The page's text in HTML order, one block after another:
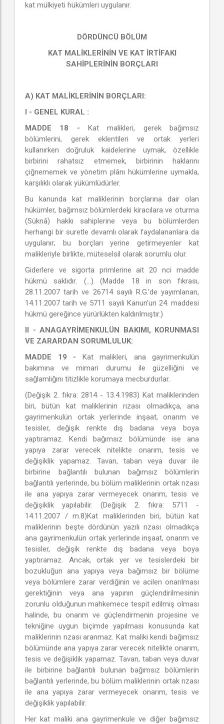
kat mülkiyeti hükümleri uygulanır.
DÖRDÜNCÜ BÖLÜM
KAT MALİKLERİNİN VE KAT İRTİFAKI
SAHİPLERİNİN BORÇLARI
A) KAT MALİKLERİNİN BORÇLARI:
I - GENEL KURAL :
MADDE 18 - Kat malikleri, gerek bağımsız
bölümlerini, gerek eklentileri ve ortak yerleri
kullanırken doğruluk kaidelerine uymak, özellikle
birbirini rahatsız etmemek, birbirinin haklarını
çiğnememek ve yönetim plânı hükümlerine uymakla,
karşılıklı olarak yükümlüdürler.
Bu kanunda kat maliklerinin borçlarına dair olan
hükümler, bağımsız bölümlerdeki kiracılara ve oturma
(Süknâ) hakkı sahiplerine veya bu bölümlerden
herhangi bir suretle devamlı olarak faydalananlara da
uygulanır; bu borçları yerine getirmeyenler kat
malikleriyle birlikte, müteselsil olarak sorumlu olur.
Giderlere ve sigorta primlerine ait 20 nci madde
hükmü saklıdır. (...) (Madde 18 in son fıkrası,
28.11.2007 tarih ve 26714 sayılı R.G.'de yayımlanan,
14.11.2007 tarih ve 5711 sayılı Kanun'un 24. maddesi
hükmü gereğince yürürlükten kaldırılmıştır.)
II - ANAGAYRİMENKULÜN BAKIMI, KORUNMASI
VE ZARARDAN SORUMLULUK:
MADDE 19 - Kat malikleri, ana gayrimenkulün
bakımına ve mimari durumu ile güzelliğini ve
sağlamlığını titizlikle korumaya mecburdurlar.
(Değişik 2. fıkra: 2814 - 13.4.1983) Kat maliklerinden
biri, bütün kat maliklerinin rızası olmadıkça, ana
gayrimenkulün ortak yerlerinde inşaat, onarım ve
tesisler, değişik renkte dış badana veya boya
yaptıramaz. Kendi bağımsız bölümünde ise ana
yapıya zarar verecek nitelikte onarım, tesis ve
değişiklik yapamaz. Tavan, taban veya duvar ile
birbirine bağlantılı bulunan bağımsız bölümlerin
bağlantılı yerlerinde, bu bölüm maliklerinin ortak rızası
ile ana yapıya zarar vermeyecek onarım, tesis ve
değişiklik yapılabilir. (Değişik 2. fıkra: 5711 -
14.11.2007 / m.8)Kat maliklerinden biri, bütün kat
maliklerinin beşte dördünün yazılı rızası olmadıkça
ana gayrimenkulün ortak yerlerinde inşaat, onarım ve
tesisler, değişik renkte dış badana veya boya
yaptıramaz. Ancak, ortak yer ve tesislerdeki bir
bozukluğun ana yapıya veya bağımsız bir bölüme
veya bölümlere zarar verdiğinin ve acilen onarılması
gerektiğinin veya ana yapının güçlendirilmesinin
zorunlu olduğunun mahkemece tespit edilmiş olması
halinde, bu onarım ve güçlendirmenin projesine ve
tekniğine uygun biçimde yapılması konusunda kat
maliklerinin rızası aranmaz. Kat maliki kendi bağımsız
bölümünde ana yapıya zarar verecek nitelikte onarım,
tesis ve değişiklik yapamaz. Tavan, taban veya duvar
ile birbirine bağlantılı bulunan bağımsız bölümlerin
bağlantılı yerlerinde, bu bölüm maliklerinin ortak rızası
ile ana yapıya zarar vermeyecek onarım, tesis ve
değişiklik yapılabilir.
Her kat maliki ana gayrimenkule ve diğer bağımsız